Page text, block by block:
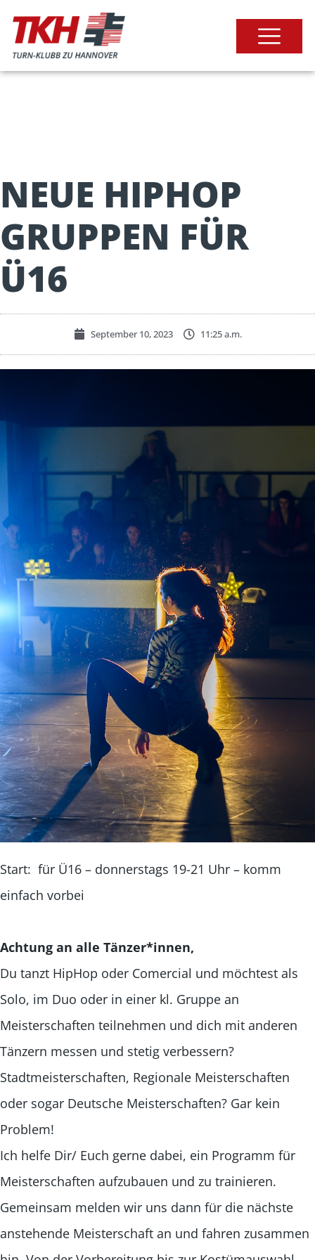
NEUE HIPHOP
GRUPPEN FÜR
Ü16
September 10, 2023 11:25 a.m.
Start: für Ü16 – donnerstags 19-21 Uhr – komm
einfach vorbei
Achtung an alle Tänzer*innen,
Du tanzt HipHop oder Comercial und möchtest als
Solo, im Duo oder in einer kl. Gruppe an
Meisterschaften teilnehmen und dich mit anderen
Tänzern messen und stetig verbessern?
Stadtmeisterschaften, Regionale Meisterschaften
oder sogar Deutsche Meisterschaften? Gar kein
Problem!
Ich helfe Dir/ Euch gerne dabei, ein Programm für
Meisterschaften aufzubauen und zu trainieren.
Gemeinsam melden wir uns dann für die nächste
anstehende Meisterschaft an und fahren zusammen